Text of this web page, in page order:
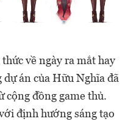
về ngày ra mắt hay
án của Hữu Nghĩa đã
cộng đồng game thủ.
định hướng sáng tạo